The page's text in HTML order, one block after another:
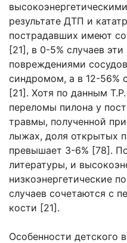
результате ДТП и
пострадавших имеют
[21], в 0-5% случаев
повреждениями
синдромом, а в 12-56%
[21]. Хотя по данным
переломы пилона у
травмы, полученной
лыжах, доля открытых
превышает 3-6% [78].
литературы, и
низкоэнергетические
случаев сочетаются с
кости [21].
Особенности детского